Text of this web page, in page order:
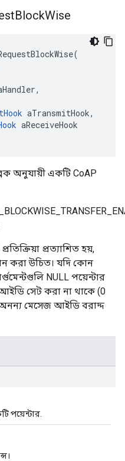
BlockWise
(
,
aTransmitHook,
aReceiveHook
অনুযায়ী একটি CoAP
প্রত্যাশিত হয়,
করা উচিত। যদি কোন
NULL পয়েন্টার
সেট করা না থাকে (0
মেসেজ আইডি বরাদ্দ
পয়েন্টার.